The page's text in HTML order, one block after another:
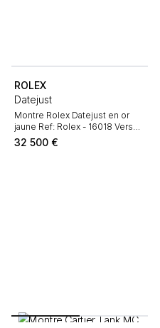
ROLEX
Datejust
Montre Rolex Datejust en or
jaune Ref: Rolex - 16018 Vers
1985
32 500 €